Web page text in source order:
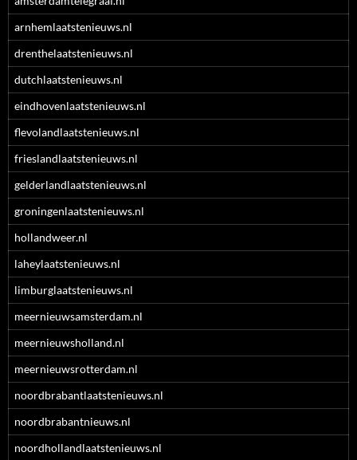
arnhemlaatstenieuws.nl
drenthelaatstenieuws.nl
dutchlaatstenieuws.nl
eindhovenlaatstenieuws.nl
flevolandlaatstenieuws.nl
frieslandlaatstenieuws.nl
gelderlandlaatstenieuws.nl
groningenlaatstenieuws.nl
hollandweer.nl
laheylaatstenieuws.nl
limburglaatstenieuws.nl
meernieuwsamsterdam.nl
meernieuwsholland.nl
meernieuwsrotterdam.nl
noordbrabantlaatstenieuws.nl
noordbrabantnieuws.nl
noordhollandlaatstenieuws.nl